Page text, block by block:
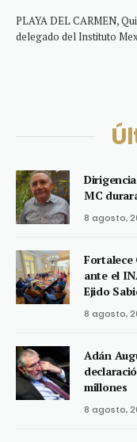
PLAYA DEL CARMEN,
delegado del Instituto
MC
8 agosto,
Fortalece
ante el
Ejido
8 agosto,
Adán
millones
8 agosto,